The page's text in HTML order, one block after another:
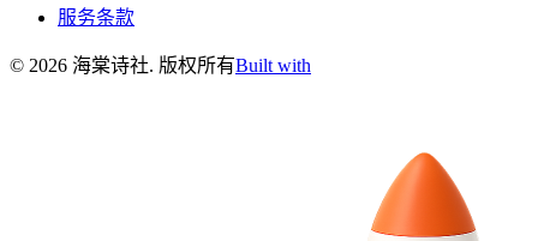
服务条款
© 2026 海棠诗社. 版权所有Built with